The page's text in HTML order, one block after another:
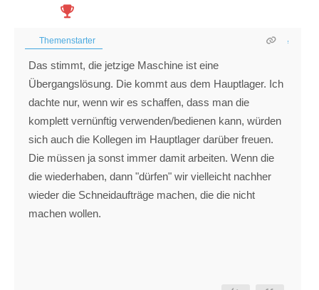
Themenstarter
Das stimmt, die jetzige Maschine ist eine
Übergangslösung. Die kommt aus dem Hauptlager. Ich
dachte nur, wenn wir es schaffen, dass man die
komplett vernünftig verwenden/bedienen kann, würden
sich auch die Kollegen im Hauptlager darüber freuen.
Die müssen ja sonst immer damit arbeiten. Wenn die
die wiederhaben, dann "dürfen" wir vielleicht nachher
wieder die Schneidaufträge machen, die die nicht
machen wollen.